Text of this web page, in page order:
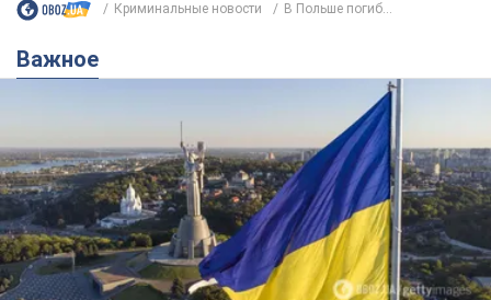
Криминальные новости В Польше погиб...
Важное